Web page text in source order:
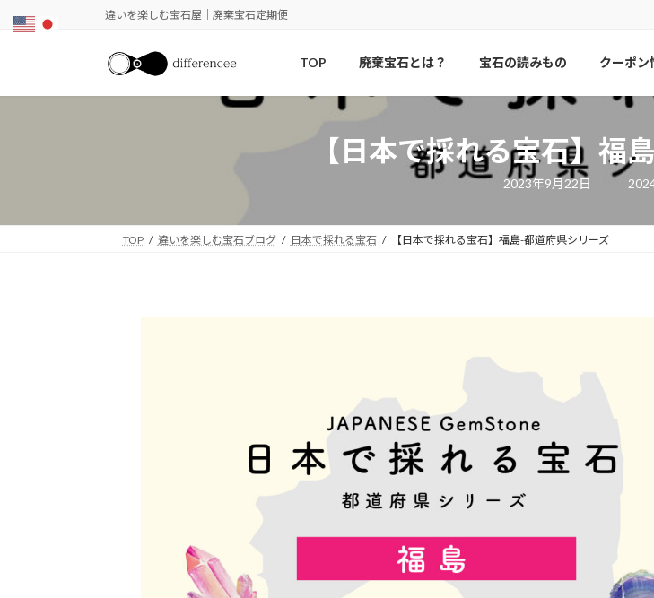
ツ
シ
違いを楽しむ宝石屋｜廃棄宝石定期便
TOP 廃棄宝石とは？ 宝石の読みもの クーポン
【日本で採れる宝石】福
2023年9月22日
最
TOP 違いを楽しむ宝石ブログ 日本で採れる宝石 【日本で採れる宝石】福島-都道府県シリーズ